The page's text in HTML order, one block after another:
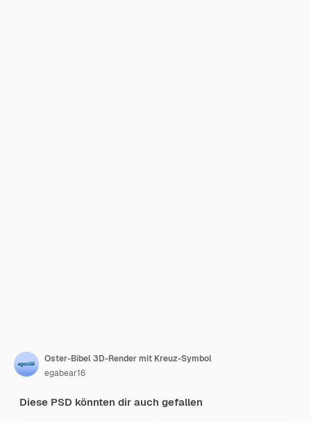
Oster-Bibel 3D-Render mit Kreuz-Symbol
egabear16
Diese PSD könnten dir auch gefallen